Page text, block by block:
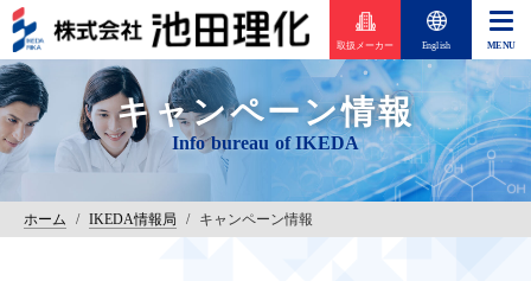
取扱メーカー English
キャンペーン情報
ホーム / IKEDA情報局 / キャンペーン情報